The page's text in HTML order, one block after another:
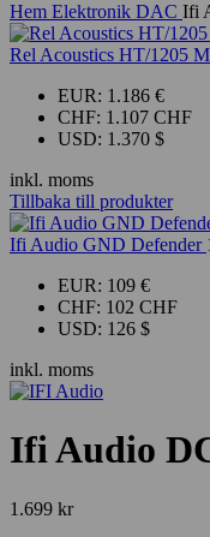
Hem Elektronik DAC Ifi
Rel Acoustics HT/1205
EUR: 1.186 €
CHF: 1.107 CHF
USD: 1.370 $
inkl. moms
Tillbaka till produkter
Ifi Audio GND Defender
EUR: 109 €
CHF: 102 CHF
USD: 126 $
inkl. moms
Ifi Audio
1.699 kr